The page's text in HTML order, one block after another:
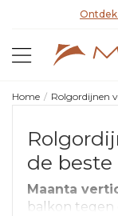
Ontdek
Home Rolgordijnen
de beste
Maanta
balkon tegen